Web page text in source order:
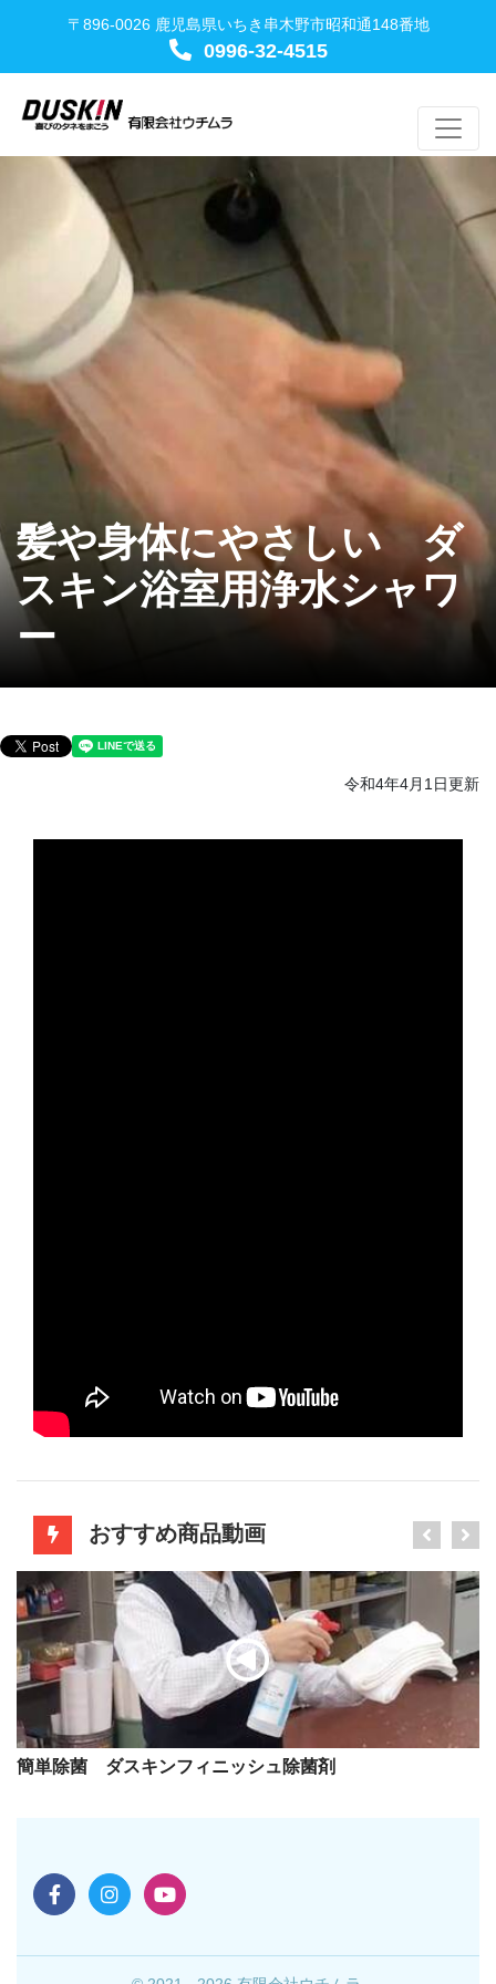
〒896-0026 鹿児島県いちき串木野市昭和通148番地
0996-32-4515
髪や身体にやさしい ダ
スキン浴室用浄水シャワ
ー
令和4年4月1日更新
おすすめ商品動画
簡単除菌 ダスキンフィニッシュ除菌剤